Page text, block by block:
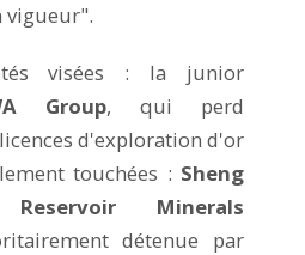
vigueur".
visées : la junior
Group, qui perd
d'exploration d'or
touchées : Sheng
Reservoir Minerals
détenue par